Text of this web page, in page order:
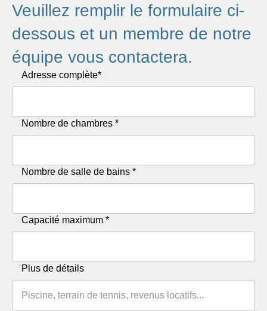
Veuillez remplir le formulaire ci-
dessous et un membre de notre
équipe vous contactera.
Veuillez laisser ce champ vide.
Adresse complète*
Nombre de chambres *
Nombre de salle de bains *
Capacité maximum *
Plus de détails